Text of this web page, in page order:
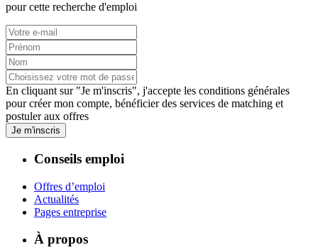
pour cette recherche d'emploi
En cliquant sur "Je m'inscris", j'accepte les conditions générales
pour créer mon compte, bénéficier des services de matching et
postuler aux offres
Je m'inscris
Conseils emploi
Offres d’emploi
Actualités
Pages entreprise
À propos